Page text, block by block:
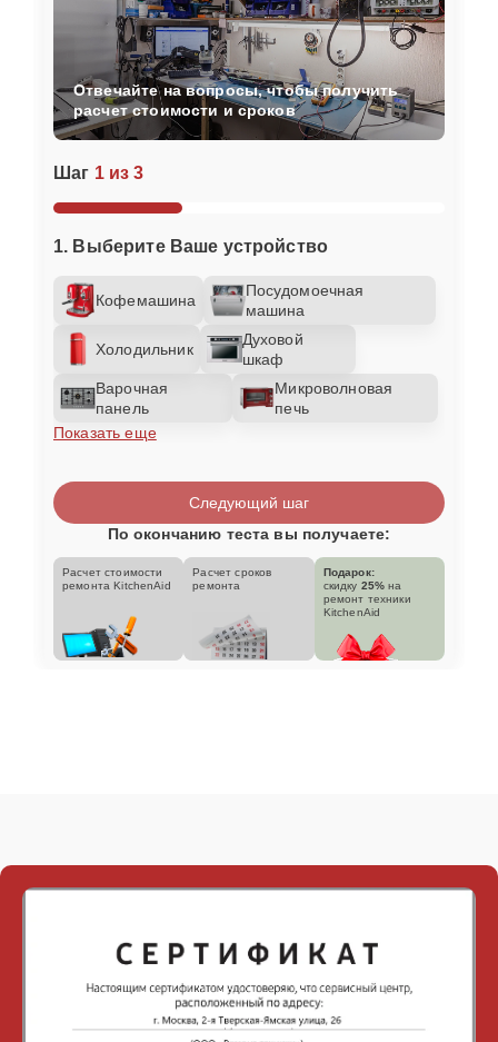
Шаг 1 из 3
1. Выберите Ваше устройство
Кофемашина
Посудомоечная
машина
Холодильник
Духовой
шкаф
Варочная
панель
Микроволновая
печь
Показать еще
Отвечайте на вопросы, чтобы получить
расчет стоимости и сроков
Следующий шаг
По окончанию теста вы получаете:
Расчет стоимости
ремонта KitchenAid
Расчет сроков
ремонта
Подарок:
скидку 25% на
ремонт техники
KitchenAid